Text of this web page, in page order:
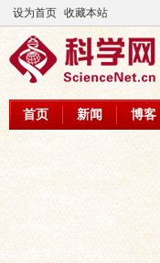
设为首页 收藏本站
首页 新闻 博客